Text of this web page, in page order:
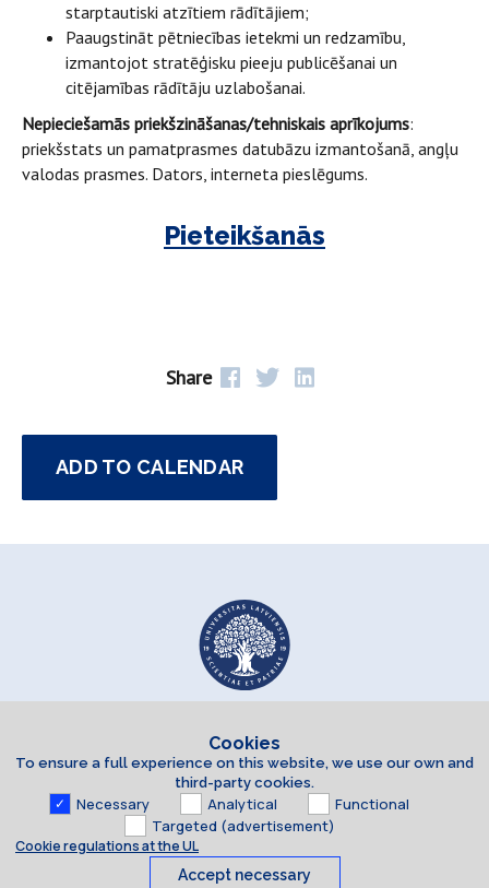
starptautiski atzītiem rādītājiem;
Paaugstināt pētniecības ietekmi un redzamību,
izmantojot stratēģisku pieeju publicēšanai un
citējamības rādītāju uzlabošanai.
Nepieciešamās priekšzināšanas/tehniskais aprīkojums:
priekšstats un pamatprasmes datubāzu izmantošanā, angļu
valodas prasmes. Dators, interneta pieslēgums.
Pieteikšanās
Share
ADD TO CALENDAR
Cookies
To ensure a full experience on this website, we use our own and
third-party cookies.
Necessary Analytical
Functional
Targeted (advertisement)
Cookie regulations at the UL
Accept necessary